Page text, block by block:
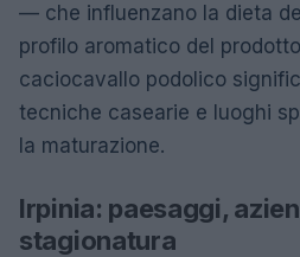
— che influenzano la dieta
profilo aromatico del
caciocavallo podolico
tecniche casearie e luoghi
la maturazione.
Irpinia: paesaggi,
stagionatura